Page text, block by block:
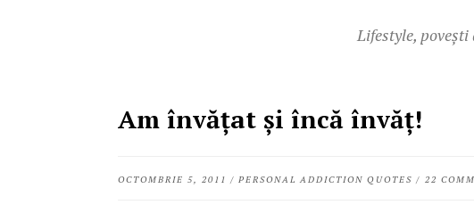
Lifestyle,
Am învăţat şi încă învăţ!
OCTOMBRIE 5, 2011 / PERSONAL ADDICTION QUOTES / 22